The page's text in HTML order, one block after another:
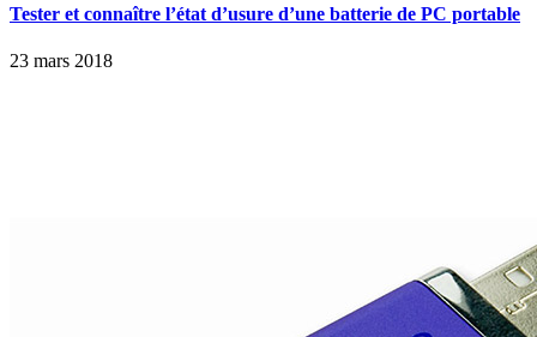
Tester et connaître l’état d’usure d’une batterie de PC portable
23 mars 2018